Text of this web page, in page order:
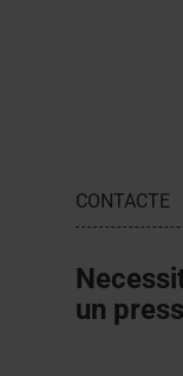
CONTACTE
un